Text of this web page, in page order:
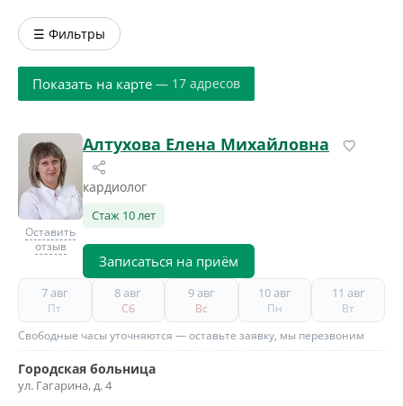
☰ Фильтры
Показать на карте — 17 адресов
Оставить
отзыв
Алтухова Елена Михайловна
кардиолог
Стаж 10 лет
Записаться на приём
7 авг
Пт
8 авг
Сб
9 авг
Вс
10 авг
Пн
11 авг
Вт
Свободные часы уточняются — оставьте заявку, мы перезвоним
Городская больница
ул. Гагарина, д. 4